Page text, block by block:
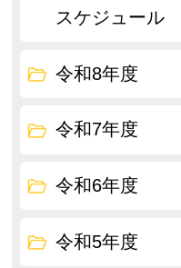
スケジュール
令和8年度
令和7年度
令和6年度
令和5年度